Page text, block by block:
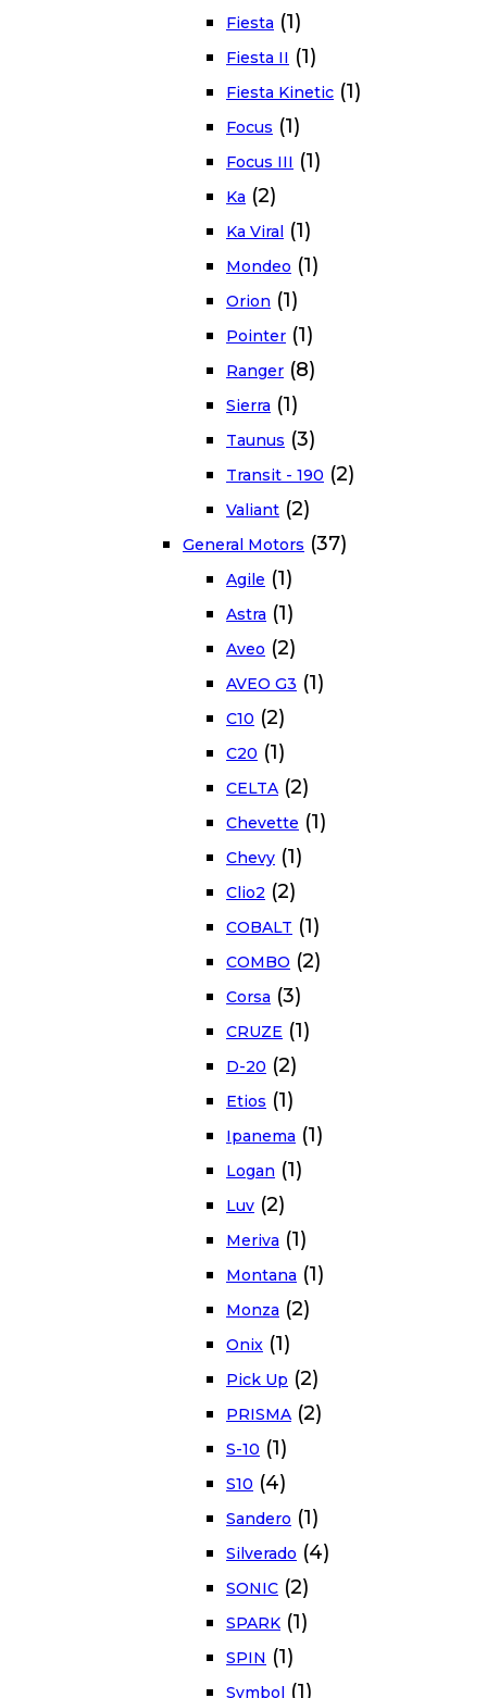
Fiesta (1)
Fiesta II (1)
Fiesta Kinetic (1)
Focus (1)
Focus III (1)
Ka (2)
Ka Viral (1)
Mondeo (1)
Orion (1)
Pointer (1)
Ranger (8)
Sierra (1)
Taunus (3)
Transit - 190 (2)
Valiant (2)
General Motors (37)
Agile (1)
Astra (1)
Aveo (2)
AVEO G3 (1)
C10 (2)
C20 (1)
CELTA (2)
Chevette (1)
Chevy (1)
Clio2 (2)
COBALT (1)
COMBO (2)
Corsa (3)
CRUZE (1)
D-20 (2)
Etios (1)
Ipanema (1)
Logan (1)
Luv (2)
Meriva (1)
Montana (1)
Monza (2)
Onix (1)
Pick Up (2)
PRISMA (2)
S-10 (1)
S10 (4)
Sandero (1)
Silverado (4)
SONIC (2)
SPARK (1)
SPIN (1)
Symbol (1)